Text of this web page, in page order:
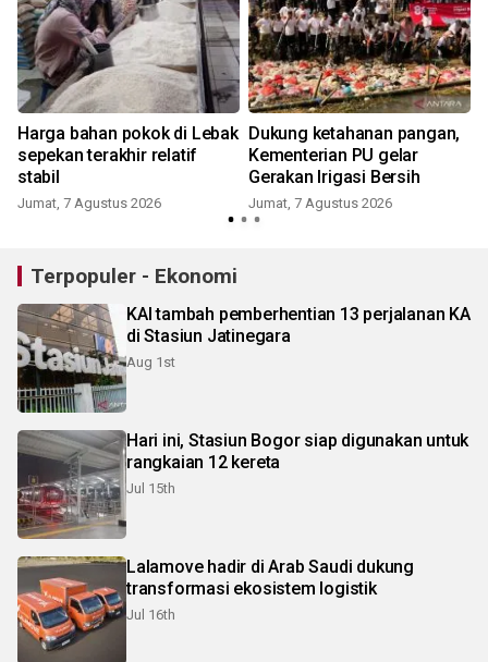
Harga bahan pokok di Lebak
sepekan terakhir relatif
stabil
Jumat, 7 Agustus 2026
Dukung ketahanan pangan,
Kementerian PU gelar
Gerakan Irigasi Bersih
Jumat, 7 Agustus 2026
Terpopuler - Ekonomi
KAI tambah pemberhentian 13 perjalanan KA
di Stasiun Jatinegara
Aug 1st
Hari ini, Stasiun Bogor siap digunakan untuk
rangkaian 12 kereta
Jul 15th
Lalamove hadir di Arab Saudi dukung
transformasi ekosistem logistik
Jul 16th